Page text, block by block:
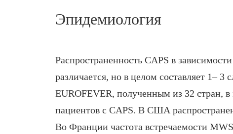
Эпидемиология
Распространенность CAPS в
различается, но в целом составляет 1–
EUROFEVER, полученным из 32 стран, в
пациентов с CAPS. В США
Во Франции частота встречаемости